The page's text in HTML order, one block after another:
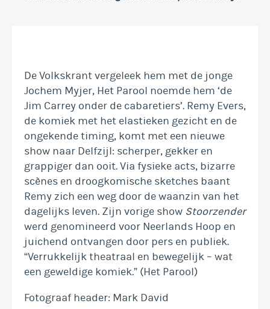
De Volkskrant vergeleek hem met de jonge
Jochem Myjer, Het Parool noemde hem ‘de
Jim Carrey onder de cabaretiers’. Remy Evers,
de komiek met het elastieken gezicht en de
ongekende timing, komt met een nieuwe
show naar Delfzijl: scherper, gekker en
grappiger dan ooit. Via fysieke acts, bizarre
scènes en droogkomische sketches baant
Remy zich een weg door de waanzin van het
dagelijks leven. Zijn vorige show Stoorzender
werd genomineerd voor Neerlands Hoop en
juichend ontvangen door pers en publiek.
“Verrukkelijk theatraal en bewegelijk – wat
een geweldige komiek.” (Het Parool)
Fotograaf header: Mark David